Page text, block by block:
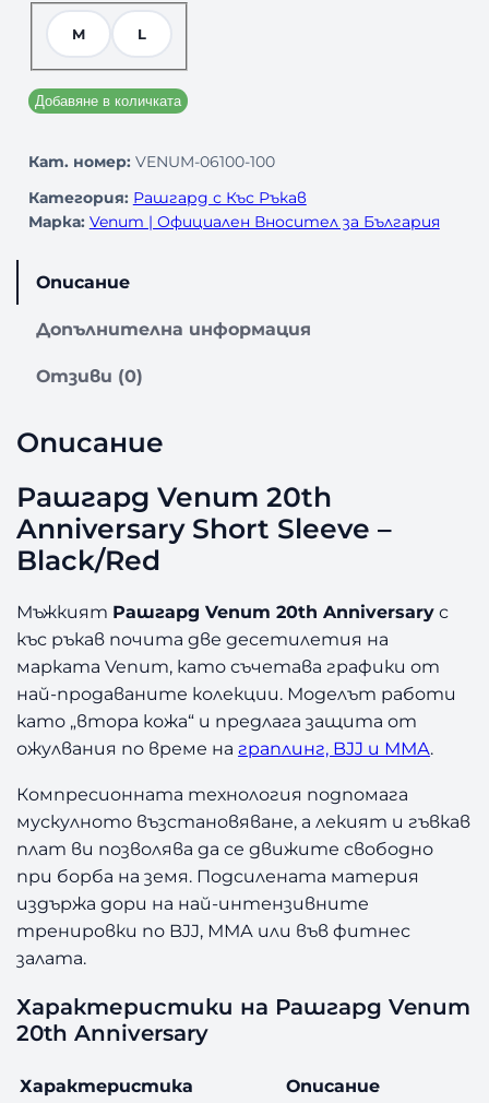
M L
Добавяне в количката
Кат. номер: VENUM-06100-100
Категория: Рашгард с Къс Ръкав
Марка: Venum | Официален Вносител за България
Описание
Допълнителна информация
Отзиви (0)
Описание
Рашгард Venum 20th
Anniversary Short Sleeve –
Black/Red
Мъжкият Рашгард Venum 20th Anniversary с
къс ръкав почита две десетилетия на
марката Venum, като съчетава графики от
най-продаваните колекции. Моделът работи
като „втора кожа“ и предлага защита от
ожулвания по време награплинг, BJJ и ММА.
Компресионната технология подпомага
мускулното възстановяване, а лекият и гъвкав
плат ви позволява да се движите свободно
при борба на земя. Подсилената материя
издържа дори на най-интензивните
тренировки по BJJ, ММА или във фитнес
залата.
Характеристики на Рашгард Venum
20th Anniversary
Характеристика Описание